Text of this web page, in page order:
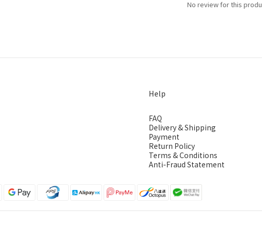
No review for this
Help
FAQ
Delivery & Shipping
Payment
Return Policy
Terms & Conditions
Anti-Fraud Statement